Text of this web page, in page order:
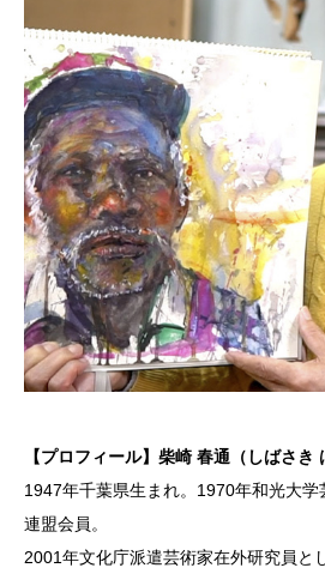
【プロフィール】柴崎 春通（しばさき
1947年千葉県生まれ。1970年和光大
連盟会員。
2001年文化庁派遣芸術家在外研究員と